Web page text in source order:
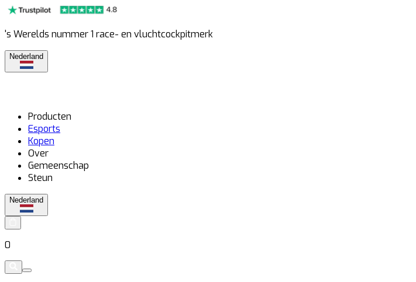
's Werelds nummer 1 race- en vluchtcockpitmerk
Nederland
Producten
Esports
Kopen
Over
Gemeenschap
Steun
Nederland
0